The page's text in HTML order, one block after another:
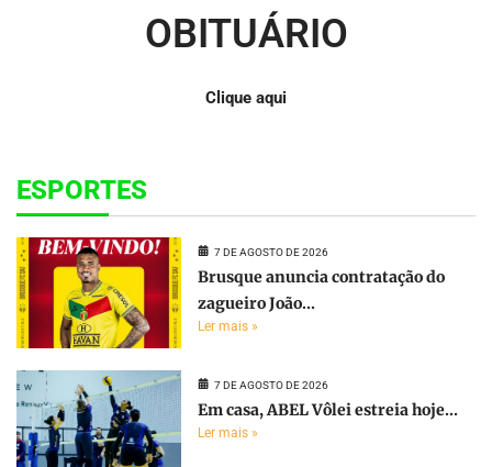
OBITUÁRIO
Clique aqui
ESPORTES
7 DE AGOSTO DE 2026
Brusque anuncia contratação do
zagueiro João...
Ler mais »
7 DE AGOSTO DE 2026
Em casa, ABEL Vôlei estreia hoje...
Ler mais »